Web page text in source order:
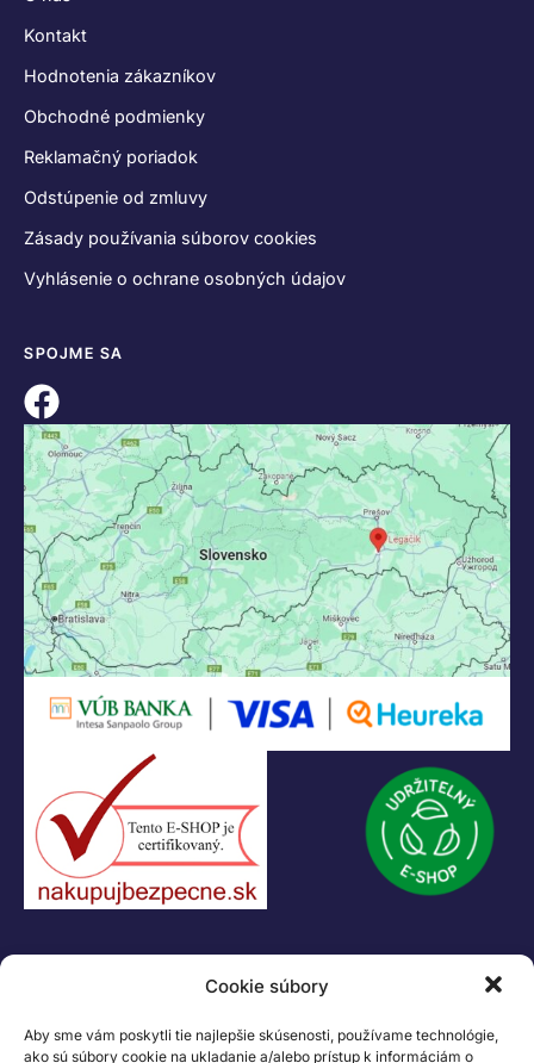
Cookie súbory
Aby sme vám poskytli tie najlepšie skúsenosti, používame technológie,
ako sú súbory cookie na ukladanie a/alebo prístup k informáciám o
Kontakt
Hodnotenia zákazníkov
Obchodné podmienky
Reklamačný poriadok
Odstúpenie od zmluvy
Zásady používania súborov cookies
Vyhlásenie o ochrane osobných údajov
SPOJME SA
+421 907 919 608
legacik@legacik.sk